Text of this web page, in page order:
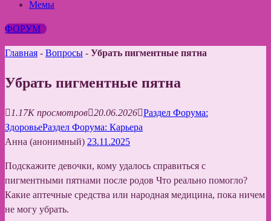
Мемы
ФОРУМ
Главная - Вопросы - Убрать пигментные пятна
Убрать пигментные пятна
1.17K просмотров 20.06.2026 Раздел Форума:
ЗдоровьеРаздел Форума: Карьера
Анна (анонимный) 23.11.2025
Подскажите девочки, кому удалось справиться с
пигментными пятнами после родов Что реально помогло?
Какие аптечные средства или народная медицина, пока ничем
не могу убрать.